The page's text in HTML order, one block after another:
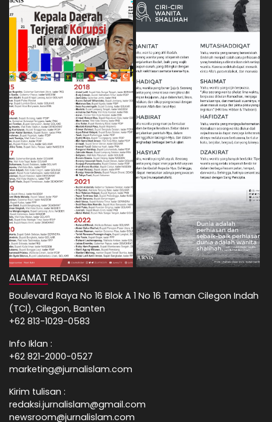
ALAMAT REDAKSI
Boulevard Raya No 16 Blok A 1 No 16 Taman Cilegon Indah
(TCI), Cilegon, Banten
+62 813-1029-0583
Info Iklan :
+62 821-2000-0527
marketing@jurnalislam.com
Kirim tulisan :
redaksi.jurnalislam@gmail.com
newsroom@jurnalislam.com